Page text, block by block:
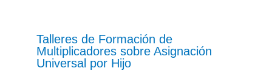
Talleres de Formación de
Multiplicadores sobre Asignación
Universal por Hijo